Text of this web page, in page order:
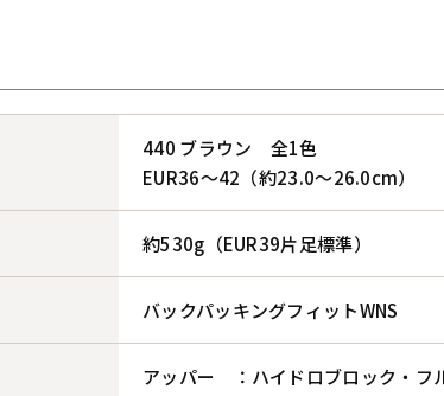
440 ブラウン 全1色
EUR36～42（約23.0～26.0cm）
約530g（EUR39片足標準）
バックパッキングフィットWNS
アッパー ：ハイドロブロック・フ